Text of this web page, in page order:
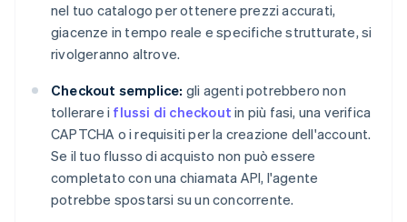
nel tuo catalogo per ottenere prezzi accurati,
giacenze in tempo reale e specifiche strutturate, si
rivolgeranno altrove.
Checkout semplice: gli agenti potrebbero non
tollerare i flussi di checkout in più fasi, una verifica
CAPTCHA o i requisiti per la creazione dell'account.
Se il tuo flusso di acquisto non può essere
completato con una chiamata API, l'agente
potrebbe spostarsi su un concorrente.